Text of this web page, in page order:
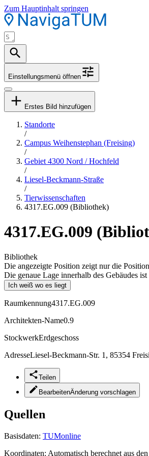
Zum Hauptinhalt springen
Einstellungsmenü öffnen
Erstes Bild hinzufügen
Standorte
/
Campus Weihenstephan (Freising)
/
Gebiet 4300 Nord / Hochfeld
/
Liesel-Beckmann-Straße
/
Tierwissenschaften
4317.EG.009 (Bibliothek)
4317.EG.009
Bibliothek
Die angezeigte Position zeigt nur die
Die genaue Lage innerhalb des Gebäudes
Ich weiß wo es liegt
Raumkennung4317.EG.009
Architekten-Name0.9
StockwerkErdgeschoss
AdresseLiesel-Beckmann-Str. 1, 85354
Teilen
BearbeitenÄnderung vorschlagen
Quellen
Basisdaten: TUMonline
Koordinaten: Automatisch berechnet aus